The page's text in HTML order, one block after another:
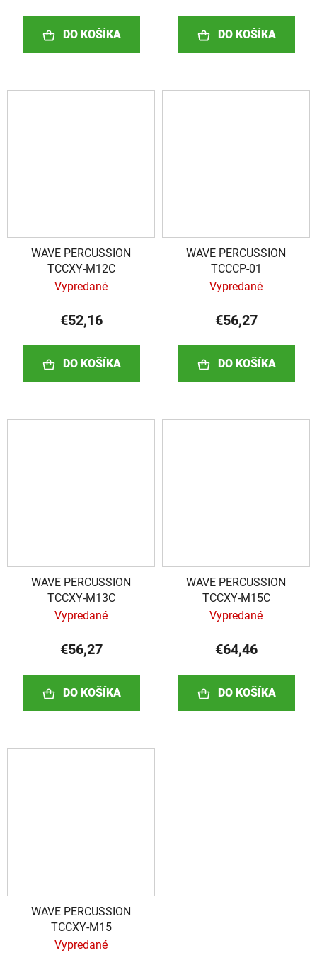
DO KOŠÍKA DO KOŠÍKA
WAVE PERCUSSION
TCCXY-M12C
Vypredané
€52,16
DO KOŠÍKA
WAVE PERCUSSION
TCCCP-01
Vypredané
€56,27
DO KOŠÍKA
WAVE PERCUSSION
TCCXY-M13C
Vypredané
€56,27
DO KOŠÍKA
WAVE PERCUSSION
TCCXY-M15C
Vypredané
€64,46
DO KOŠÍKA
WAVE PERCUSSION
TCCXY-M15
Vypredané